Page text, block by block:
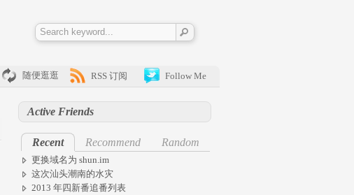
随便逛逛 RSS 订阅 Follow Me
Active Friends
Recent Recommend Random
更换域名为 shun.im
这次汕头潮南的水灾
2013 年四新番追番列表